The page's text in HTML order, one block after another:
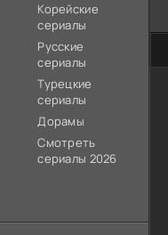
Корейские
сериалы
Русские
сериалы
Турецкие
сериалы
Дорамы
Смотреть
сериалы 2026